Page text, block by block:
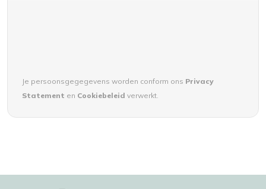
Je persoonsgegegevens worden conform ons Privacy
Statement en Cookiebeleid verwerkt.